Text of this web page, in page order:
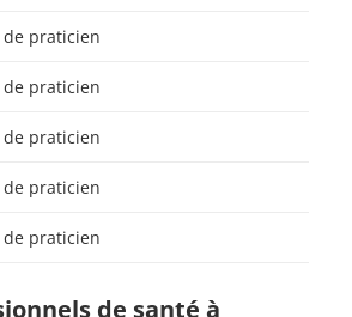
de praticien
de praticien
de praticien
de praticien
de praticien
de santé à